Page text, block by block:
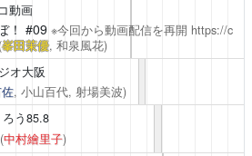
動画
！ #09 ※今回から動画配信を再開 https://c
(峯田茉優, 和泉風花)
オ大阪
, 小山百代, 射場美波)
う85.8
(中村繪里子)